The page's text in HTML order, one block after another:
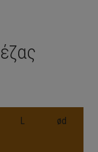
L ød